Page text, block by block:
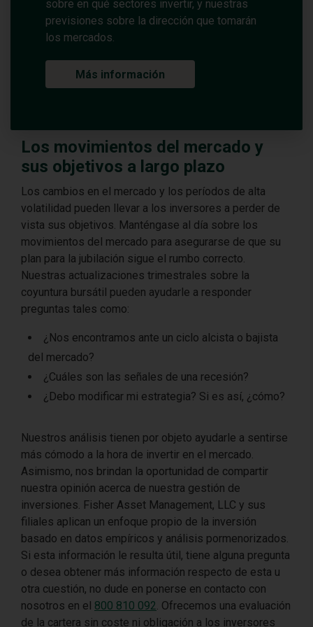
sobre en qué sectores invertir, y nuestras
previsiones sobre la dirección que tomarán
los mercados.
Más información
Los movimientos del mercado y
sus objetivos a largo plazo
Los cambios en el mercado y los períodos de alta
volatilidad pueden llevar a los inversores a perder de
vista sus objetivos. Manténgase al día sobre los
movimientos del mercado para asegurarse de que su
plan para la jubilación sigue el rumbo correcto.
Nuestras actualizaciones trimestrales sobre la
coyuntura bursátil pueden ayudarle a responder
preguntas tales como:
¿Nos encontramos ante un ciclo alcista o bajista
del mercado?
¿Cuáles son las señales de una recesión?
¿Debo modificar mi estrategia? Si es así, ¿cómo?
Nuestros análisis tienen por objeto ayudarle a sentirse
más cómodo a la hora de invertir en el mercado.
Asimismo, nos brindan la oportunidad de compartir
nuestra opinión acerca de nuestra gestión de
inversiones. Fisher Asset Management, LLC y sus
filiales aplican un enfoque propio de la inversión
basado en datos empíricos y análisis pormenorizados.
Si esta información le resulta útil, tiene alguna pregunta
o desea obtener más información respecto de esta u
otra cuestión, no dude en ponerse en contacto con
nosotros en el 800 810 092. Ofrecemos una evaluación
de la cartera sin coste ni obligación a los inversores